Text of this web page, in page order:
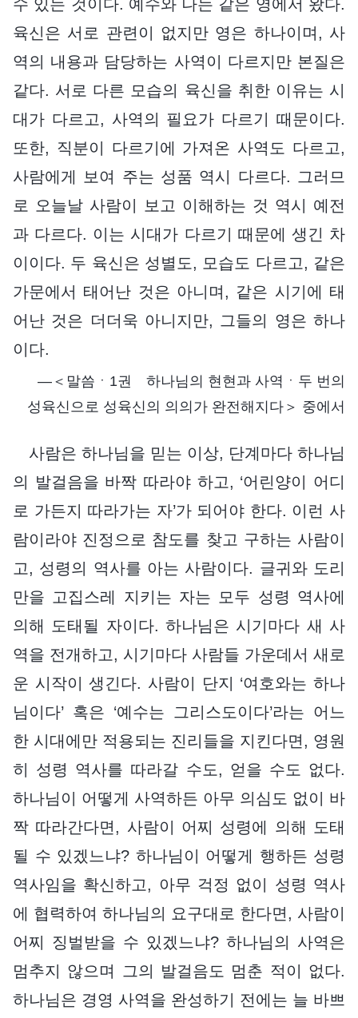
수 있는 것이다. 예수와 나는 같은 영에서 왔다.
육신은 서로 관련이 없지만 영은 하나이며, 사
역의 내용과 담당하는 사역이 다르지만 본질은
같다. 서로 다른 모습의 육신을 취한 이유는 시
대가 다르고, 사역의 필요가 다르기 때문이다.
또한, 직분이 다르기에 가져온 사역도 다르고,
사람에게 보여 주는 성품 역시 다르다. 그러므
로 오늘날 사람이 보고 이해하는 것 역시 예전
과 다르다. 이는 시대가 다르기 때문에 생긴 차
이이다. 두 육신은 성별도, 모습도 다르고, 같은
가문에서 태어난 것은 아니며, 같은 시기에 태
어난 것은 더더욱 아니지만, 그들의 영은 하나
이다.
―＜말씀ㆍ1권 하나님의 현현과 사역ㆍ두 번의
성육신으로 성육신의 의의가 완전해지다＞ 중에서
사람은 하나님을 믿는 이상, 단계마다 하나님
의 발걸음을 바짝 따라야 하고, ‘어린양이 어디
로 가든지 따라가는 자’가 되어야 한다. 이런 사
람이라야 진정으로 참도를 찾고 구하는 사람이
고, 성령의 역사를 아는 사람이다. 글귀와 도리
만을 고집스레 지키는 자는 모두 성령 역사에
의해 도태될 자이다. 하나님은 시기마다 새 사
역을 전개하고, 시기마다 사람들 가운데서 새로
운 시작이 생긴다. 사람이 단지 ‘여호와는 하나
님이다’ 혹은 ‘예수는 그리스도이다’라는 어느
한 시대에만 적용되는 진리들을 지킨다면, 영원
히 성령 역사를 따라갈 수도, 얻을 수도 없다.
하나님이 어떻게 사역하든 아무 의심도 없이 바
짝 따라간다면, 사람이 어찌 성령에 의해 도태
될 수 있겠느냐? 하나님이 어떻게 행하든 성령
역사임을 확신하고, 아무 걱정 없이 성령 역사
에 협력하여 하나님의 요구대로 한다면, 사람이
어찌 징벌받을 수 있겠느냐? 하나님의 사역은
멈추지 않으며 그의 발걸음도 멈춘 적이 없다.
하나님은 경영 사역을 완성하기 전에는 늘 바쁘